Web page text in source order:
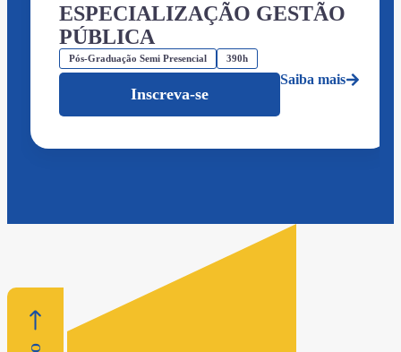
ESPECIALIZAÇÃO GESTÃO
PÚBLICA
Pós-Graduação Semi Presencial 390h
Inscreva-se
Saiba mais